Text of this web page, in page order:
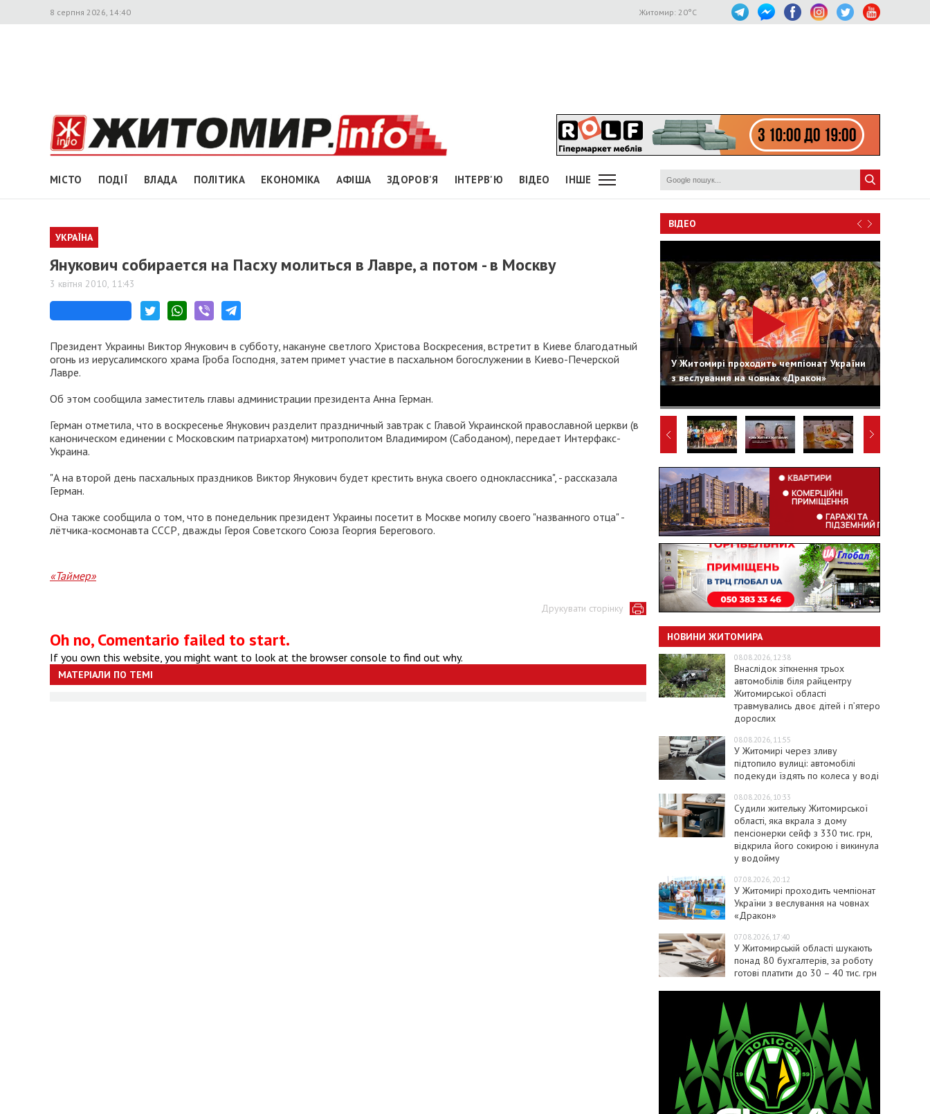
8 серпня 2026, 14:40 Житомир: 20°C
МІСТО ПОДІЇ ВЛАДА ПОЛІТИКА ЕКОНОМІКА АФІША ЗДОРОВ'Я ІНТЕРВ'Ю ВІДЕО ІНШЕ
УКРАЇНА
Янукович собирается на Пасху молиться в Лавре, а потом - в Москву
3 квітня 2010, 11:43
Президент Украины Виктор Янукович в субботу, накануне светлого Христова Воскресения, встретит в Киеве благодатный
огонь из иерусалимского храма Гроба Господня, затем примет участие в пасхальном богослужении в Киево-Печерской
Лавре.
Об этом сообщила заместитель главы администрации президента Анна Герман.
Герман отметила, что в воскресенье Янукович разделит праздничный завтрак с Главой Украинской православной церкви (в
каноническом единении с Московским патриархатом) митрополитом Владимиром (Сабоданом), передает Интерфакс-
Украина.
"А на второй день пасхальных праздников Виктор Янукович будет крестить внука своего одноклассника", - рассказала
Герман.
Она также сообщила о том, что в понедельник президент Украины посетит в Москве могилу своего "названного отца" -
лётчика-космонавта СССР, дважды Героя Советского Союза Георгия Берегового.
«Таймер»
Друкувати сторінку
Oh no, Comentario failed to start.
If you own this website, you might want to look at the browser console to find out why.
МАТЕРІАЛИ ПО ТЕМІ
ВІДЕО
У Житомирі проходить чемпіонат України
з веслування на човнах «Дракон»
НОВИНИ ЖИТОМИРА
08.08.2026, 12:38
Внаслідок зіткнення трьох
автомобілів біля райцентру
Житомирської області
травмувались двоє дітей і пʼятеро
дорослих
08.08.2026, 11:55
У Житомирі через зливу
підтопило вулиці: автомобілі
подекуди їздять по колеса у воді
08.08.2026, 10:33
Судили жительку Житомирської
області, яка вкрала з дому
пенсіонерки сейф з 330 тис. грн,
відкрила його сокирою і викинула
у водойму
07.08.2026, 20:12
У Житомирі проходить чемпіонат
України з веслування на човнах
«Дракон»
07.08.2026, 17:40
У Житомирській області шукають
понад 80 бухгалтерів, за роботу
готові платити до 30 – 40 тис. грн